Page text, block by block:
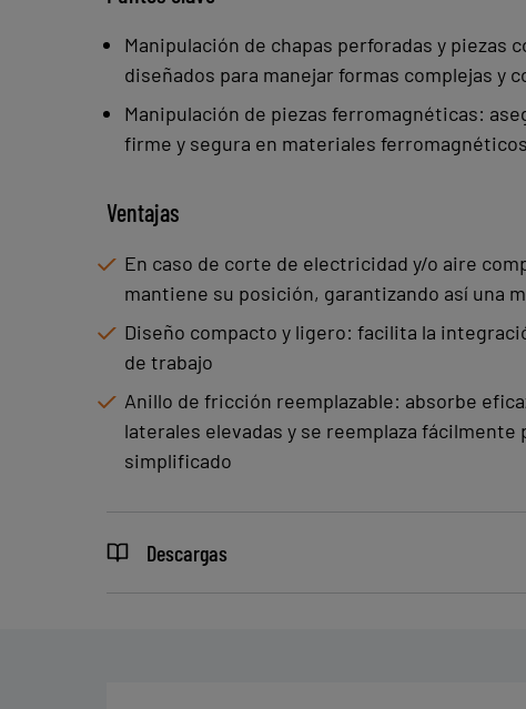
Manipulación de chapas perforadas y piezas
diseñados para manejar formas complejas y
Manipulación de piezas ferromagnéticas:
firme y segura en materiales ferromagnéticos
Ventajas
En caso de corte de electricidad y/o aire
mantiene su posición, garantizando así una
Diseño compacto y ligero: facilita la
de trabajo
Anillo de fricción reemplazable: absorbe
laterales elevadas y se reemplaza
simplificado
Descargas